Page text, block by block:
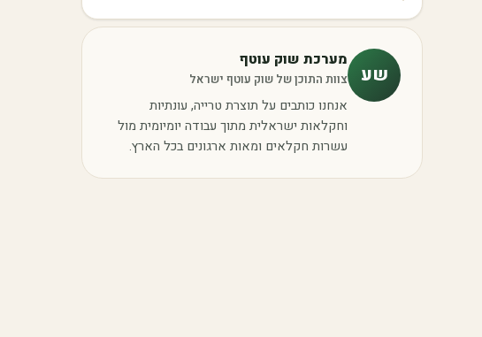
שע
מערכת שוק עוטף
צוות התוכן של שוק עוטף ישראל
אנחנו כותבים על תוצרת טרייה, עונתיות
וחקלאות ישראלית מתוך עבודה יומיומית מול
עשרות חקלאים ומאות ארגונים בכל הארץ.